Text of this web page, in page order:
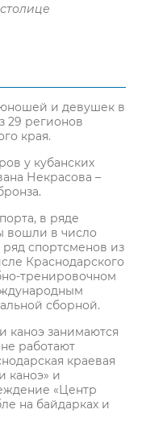
юношей и девушек в
29 регионов
края.
у кубанских
Некрасова –
в ряде
вошли в число
спортсменов из
Краснодарского
тренировочном
сборной.
каноэ занимаются
работают
краевая
каноэ» и
«Центр
на байдарках и